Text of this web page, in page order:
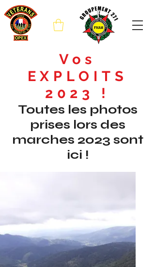
Vos
EXPLOITS
2023 !
Toutes les photos
prises lors des
marches 2023 sont
ici !